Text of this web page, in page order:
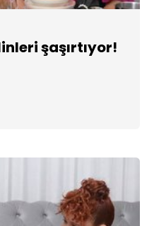
şaşırtıyor!